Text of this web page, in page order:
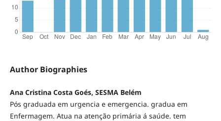
Author Biographies
Ana Cristina Costa Goés, SESMA Belém
Pós graduada em urgencia e emergencia. gradua em
Enfermagem. Atua na atenção primária á saúde. tem